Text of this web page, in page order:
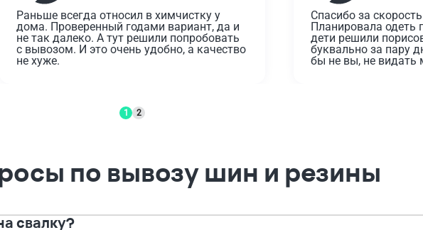
Раньше всегда относил в химчистку у
дома. Проверенный годами вариант, да и
не так далеко. А тут решили попробовать
с вывозом. И это очень удобно, а качество
не хуже.
Спасибо за
Планировала одеть
дети решили
буквально за пару
бы не вы, не видать
1 2
по вывозу шин и резины
свалку?